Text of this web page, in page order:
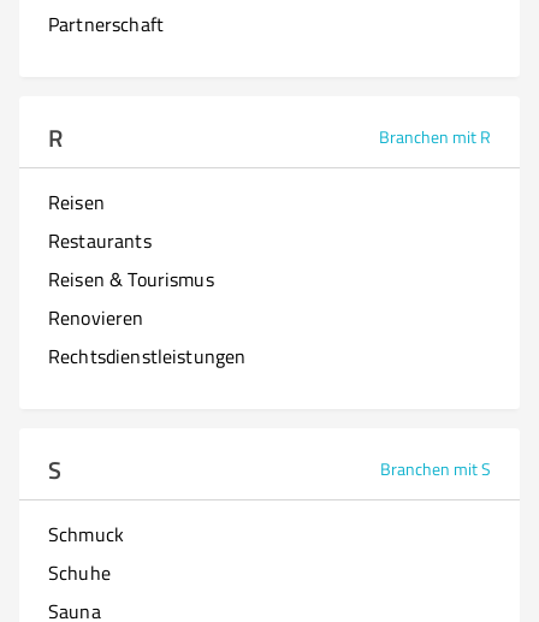
Partnerschaft
R Branchen mit R
Reisen
Restaurants
Reisen & Tourismus
Renovieren
Rechtsdienstleistungen
S Branchen mit S
Schmuck
Schuhe
Sauna